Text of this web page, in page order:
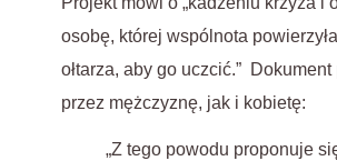
osobę, której wspólnota
ołtarza, aby go uczcić.”
przez mężczyznę, jak i kobietę:
„Z tego powodu proponuje